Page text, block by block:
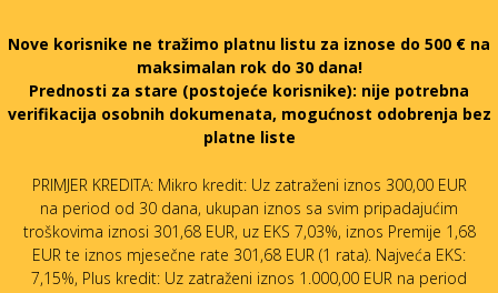
Nove korisnike ne tražimo platnu listu za iznose do 500 € na
maksimalan rok do 30 dana!
Prednosti za stare (postojeće korisnike): nije potrebna
verifikacija osobnih dokumenata, mogućnost odobrenja bez
platne liste
PRIMJER KREDITA: Mikro kredit: Uz zatraženi iznos 300,00 EUR
na period od 30 dana, ukupan iznos sa svim pripadajućim
troškovima iznosi 301,68 EUR, uz EKS 7,03%, iznos Premije 1,68
EUR te iznos mjesečne rate 301,68 EUR (1 rata). Najveća EKS:
7,15%, Plus kredit: Uz zatraženi iznos 1.000,00 EUR na period